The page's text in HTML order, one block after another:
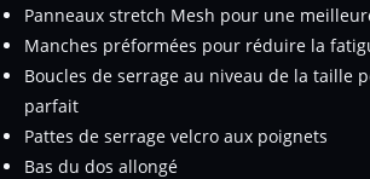
Panneaux stretch Mesh pour une
Manches préformées pour réduire la
Boucles de serrage au niveau de la taille
parfait
Pattes de serrage velcro aux poignets
Bas du dos allongé